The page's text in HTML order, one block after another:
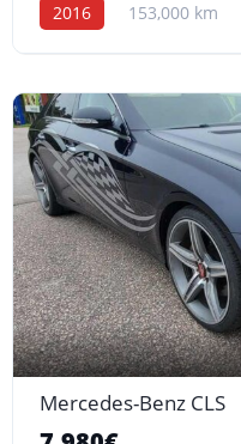
2016 153,000 km
Mercedes-Benz CLS